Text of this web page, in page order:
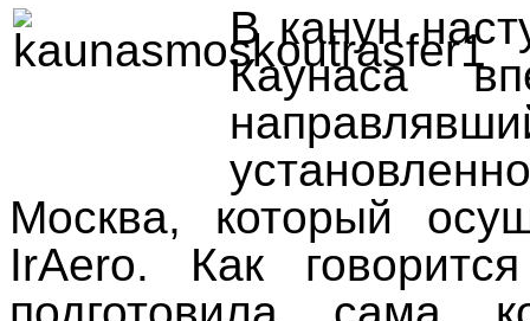
В канун
Каунаса
Москва, который
IrAero. Как